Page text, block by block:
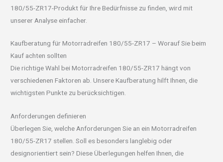
180/55-ZR17-Produkt für Ihre Bedürfnisse zu finden, wird mit
unserer Analyse einfacher.
Kaufberatung für Motorradreifen 180/55-ZR17 – Worauf Sie beim
Kauf achten sollten
Die richtige Wahl bei Motorradreifen 180/55-ZR17 hängt von
verschiedenen Faktoren ab. Unsere Kaufberatung hilft Ihnen, die
wichtigsten Punkte zu berücksichtigen.
Anforderungen definieren
Überlegen Sie, welche Anforderungen Sie an ein Motorradreifen
180/55-ZR17 stellen. Soll es besonders langlebig oder
designorientiert sein? Diese Überlegungen helfen Ihnen, die